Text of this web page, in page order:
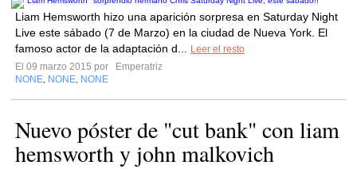
Liam Hemsworth hizo una aparición sorpresa en Saturday Night
Live este sábado (7 de Marzo) en la ciudad de Nueva York. El
famoso actor de la adaptación d...
Leer el resto
El 09 marzo 2015 por
Emperatriz
NONE NONE NONE
Nuevo póster de "cut bank" con liam
hemsworth y john malkovich